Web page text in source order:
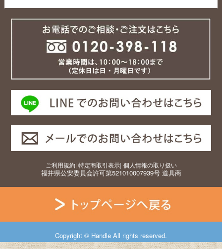
ご利用規約| 特定商取引表示| 個人情報の取り扱い
福井県公安委員会許可第521010007939号 道具商
Copyright © Handle All rights reserved.